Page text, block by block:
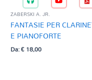
ZABERSKI A. JR.
FANTASIE PER
E PIANOFORTE
Da:€18,00